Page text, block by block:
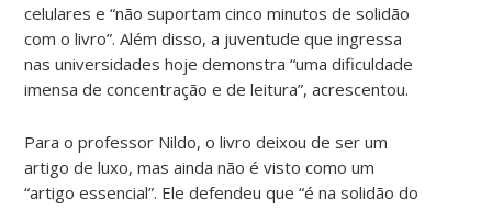
celulares e “não suportam cinco minutos de solidão
com o livro”. Além disso, a juventude que ingressa
nas universidades hoje demonstra “uma dificuldade
imensa de concentração e de leitura”, acrescentou.
Para o professor Nildo, o livro deixou de ser um
artigo de luxo, mas ainda não é visto como um
“artigo essencial”. Ele defendeu que “é na solidão do